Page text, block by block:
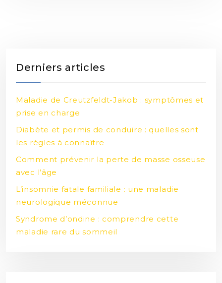
Derniers articles
Maladie de Creutzfeldt-Jakob : symptômes et
prise en charge
Diabète et permis de conduire : quelles sont
les règles à connaître
Comment prévenir la perte de masse osseuse
avec l’âge
L’insomnie fatale familiale : une maladie
neurologique méconnue
Syndrome d’ondine : comprendre cette
maladie rare du sommeil